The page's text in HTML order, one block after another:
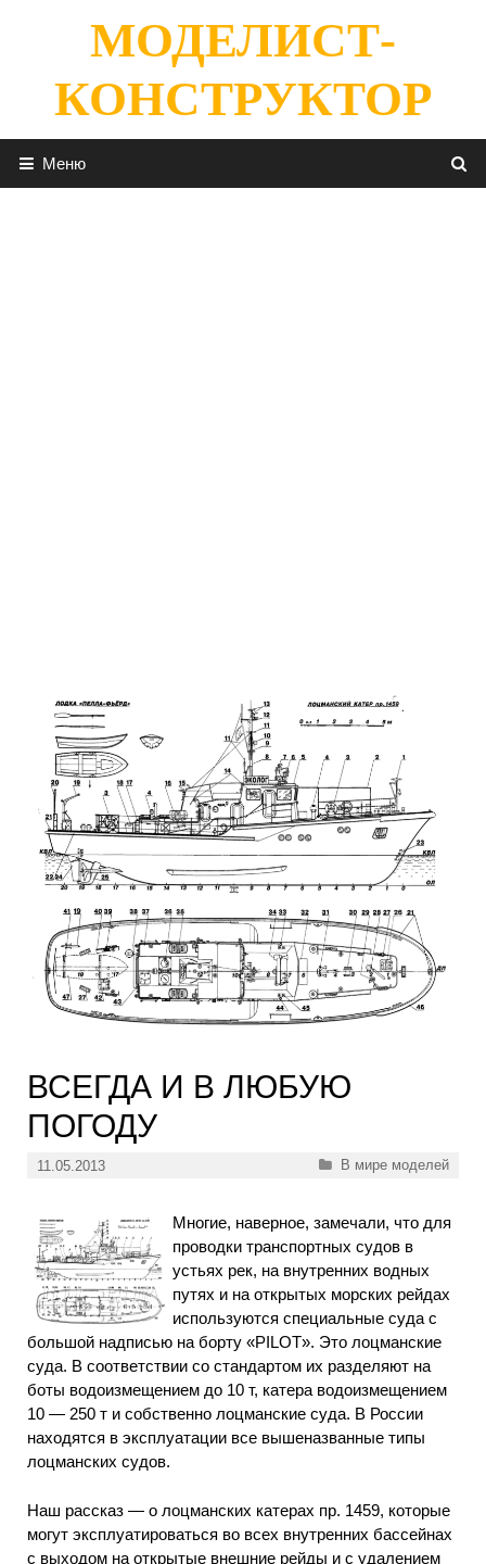
содержимомуМОДЕЛИСТ-
КОНСТРУКТОР
Меню
ВСЕГДА И В ЛЮБУЮ
ПОГОДУ
11.05.2013 Рубрики
В мире моделей
Многие, наверное, замечали, что для
проводки транспортных судов в
устьях рек, на внутренних водных
путях и на открытых морских рейдах
используются специальные суда с
большой надписью на борту «PILOT». Это лоцманские
суда. В соответствии со стандартом их разделяют на
боты водоизмещением до 10 т, катера водоизмещением
10 — 250 т и собственно лоцманские суда. В России
находятся в эксплуатации все вышеназванные типы
лоцманских судов.
Наш рассказ — о лоцманских катерах пр. 1459, которые
могут эксплуатироваться во всех внутренних бассейнах
с выходом на открытые внешние рейды и с удалением